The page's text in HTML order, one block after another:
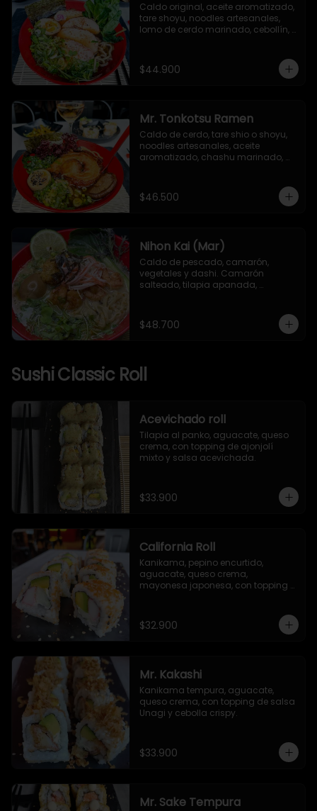
Caldo original, aceite aromatizado,
tare shoyu, noodles artesanales,
lomo de cerdo marinado, cebollín,
alga nori
$44.900
Mr. Tonkotsu Ramen
Caldo de cerdo, tare shio o shoyu,
noodles artesanales, aceite
aromatizado, chashu marinado,
nori.
$46.500
Nihon Kai (Mar)
Caldo de pescado, camarón,
vegetales y dashi. Camarón
salteado, tilapia apanada,
ajonjolí y alga nori.
$48.700
Sushi Classic Roll
Acevichado roll
Tilapia al panko, aguacate, queso
crema, con topping de ajonjolí
mixto y salsa acevichada.
$33.900
California Roll
Kanikama, pepino encurtido,
aguacate, queso crema,
mayonesa japonesa, con topping
$32.900
Mr. Kakashi
Kanikama tempura, aguacate,
queso crema, con topping de salsa
Unagi y cebolla crispy.
$33.900
Mr. Sake Tempura